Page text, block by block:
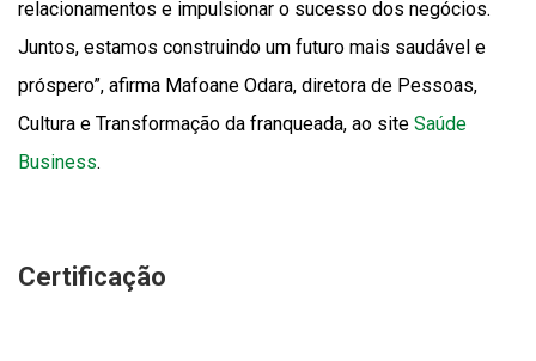
relacionamentos e impulsionar o sucesso dos negócios.
Juntos, estamos construindo um futuro mais saudável e
próspero”, afirma Mafoane Odara, diretora de Pessoas,
Cultura e Transformação da franqueada, ao site Saúde
Business.
Certificação